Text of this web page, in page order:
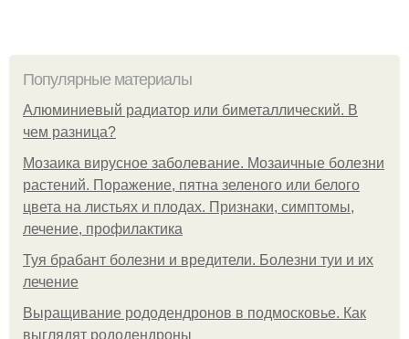
Популярные материалы
Алюминиевый радиатор или биметаллический. В
чем разница?
Мозаика вирусное заболевание. Мозаичные болезни
растений. Поражение, пятна зеленого или белого
цвета на листьях и плодах. Признаки, симптомы,
лечение, профилактика
Туя брабант болезни и вредители. Болезни туи и их
лечение
Выращивание рододендронов в подмосковье. Как
выглядят рододендроны